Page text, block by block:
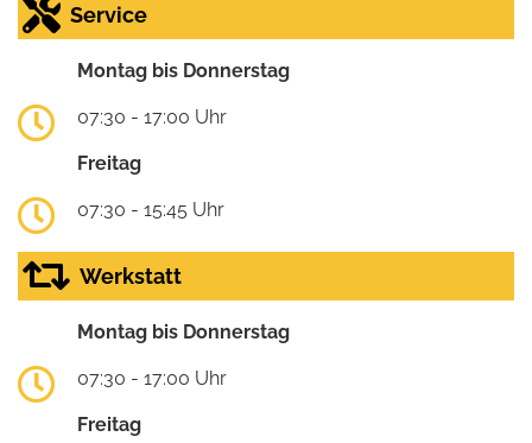
Service
Montag bis Donnerstag
07:30 - 17:00 Uhr
Freitag
07:30 - 15:45 Uhr
Werkstatt
Montag bis Donnerstag
07:30 - 17:00 Uhr
Freitag